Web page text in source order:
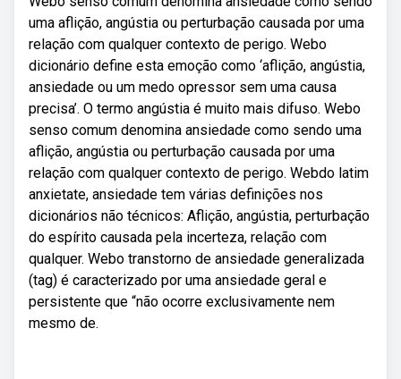
uma aflição, angústia ou perturbação causada por uma
relação com qualquer contexto de perigo. Webo
dicionário define esta emoção como ‘aflição, angústia,
ansiedade ou um medo opressor sem uma causa
precisa’. O termo angústia é muito mais difuso. Webo
senso comum denomina ansiedade como sendo uma
aflição, angústia ou perturbação causada por uma
relação com qualquer contexto de perigo. Webdo latim
anxietate, ansiedade tem várias definições nos
dicionários não técnicos: Aflição, angústia, perturbação
do espírito causada pela incerteza, relação com
qualquer. Webo transtorno de ansiedade generalizada
(tag) é caracterizado por uma ansiedade geral e
persistente que “não ocorre exclusivamente nem
mesmo de.